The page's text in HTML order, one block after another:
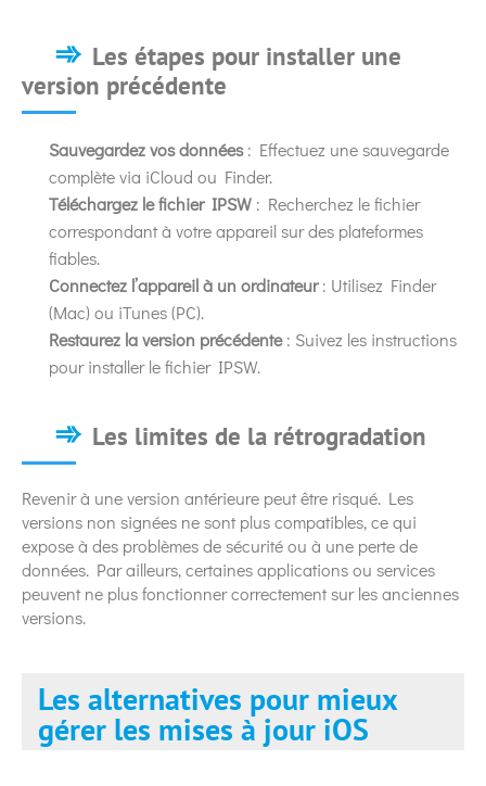
Les étapes pour installer une
version précédente
Sauvegardez vos données: Effectuez une sauvegarde
complète via iCloud ou Finder.
Téléchargez le fichier IPSW : Recherchez le fichier
correspondant à votre appareil sur des plateformes
fiables.
Connectez l’appareil à un ordinateur: Utilisez Finder
(Mac) ou iTunes (PC).
Restaurez la version précédente: Suivez les instructions
pour installer le fichier IPSW.
Les limites de la rétrogradation
Revenir à une version antérieure peut être risqué. Les
versions non signées ne sont plus compatibles, ce qui
expose à des problèmes de sécurité ou à une perte de
données. Par ailleurs, certaines applications ou services
peuvent ne plus fonctionner correctement sur les anciennes
versions.
Les alternatives pour mieux
gérer les mises à jour iOS